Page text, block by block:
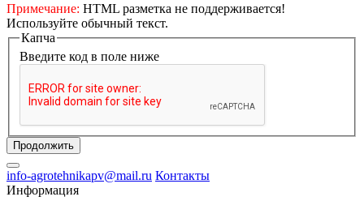
Примечание: HTML разметка не поддерживается!
Используйте обычный текст.
Капча
Введите код в поле ниже
Продолжить
info-agrotehnikapv@mail.ru Контакты
Информация